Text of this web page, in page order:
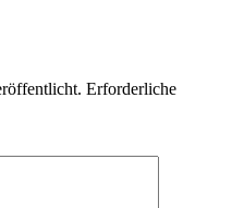
Erforderliche